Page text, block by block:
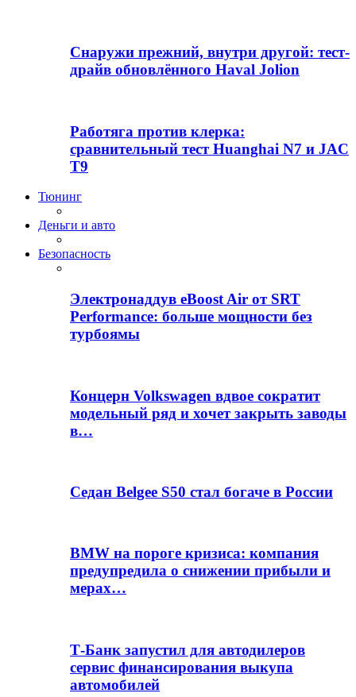
Снаружи прежний, внутри другой: тест-
драйв обновлённого Haval Jolion
Работяга против клерка:
сравнительный тест Huanghai N7 и JAC
T9
Тюнинг
Деньги и авто
Безопасность
Электронаддув eBoost Air от SRT
Performance: больше мощности без
турбоямы
Концерн Volkswagen вдвое сократит
модельный ряд и хочет закрыть заводы
в…
Седан Belgee S50 стал богаче в России
BMW на пороге кризиса: компания
предупредила о снижении прибыли и
мерах…
Т-Банк запустил для автодилеров
сервис финансирования выкупа
автомобилей